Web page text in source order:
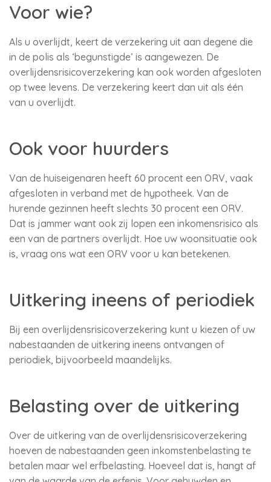
Voor wie?
Als u overlijdt, keert de verzekering uit aan degene die
in de polis als ‘begunstigde’ is aangewezen. De
overlijdensrisicoverzekering kan ook worden afgesloten
op twee levens. De verzekering keert dan uit als één
van u overlijdt.
Ook voor huurders
Van de huiseigenaren heeft 60 procent een ORV, vaak
afgesloten in verband met de hypotheek. Van de
hurende gezinnen heeft slechts 30 procent een ORV.
Dat is jammer want ook zij lopen een inkomensrisico als
een van de partners overlijdt. Hoe uw woonsituatie ook
is, vraag ons wat een ORV voor u kan betekenen.
Uitkering ineens of periodiek
Bij een overlijdensrisicoverzekering kunt u kiezen of uw
nabestaanden de uitkering ineens ontvangen of
periodiek, bijvoorbeeld maandelijks.
Belasting over de uitkering
Over de uitkering van de overlijdensrisicoverzekering
hoeven de nabestaanden geen inkomstenbelasting te
betalen maar wel erfbelasting. Hoeveel dat is, hangt af